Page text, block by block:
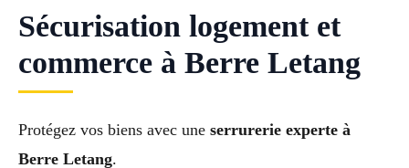
Sécurisation logement et
commerce à Berre Letang
Protégez vos biens avec une serrurerie experte à
Berre Letang.